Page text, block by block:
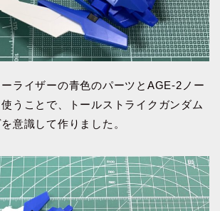
ライザーの青色のパーツとAGE-2ノー
うことで、トールストライクガンダム
意識して作りました。